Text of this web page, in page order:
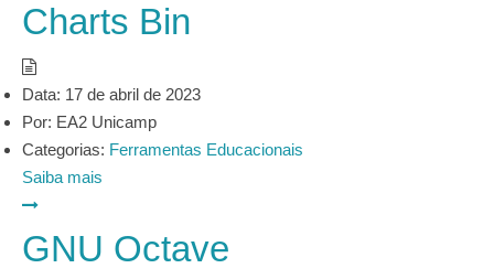
Charts Bin
Data: 17 de abril de 2023
Por: EA2 Unicamp
Categorias: Ferramentas Educacionais
Saiba mais
GNU Octave